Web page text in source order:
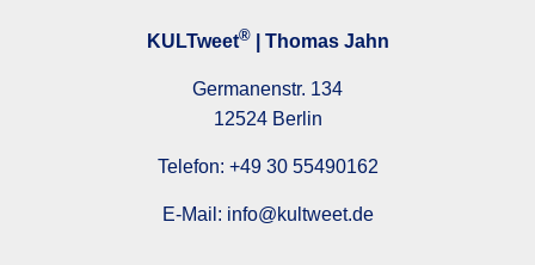
KULTweet®| Thomas Jahn
Germanenstr. 134
12524 Berlin
Telefon: +49 30 55490162
E-Mail: info@kultweet.de